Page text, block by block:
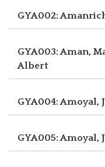
GYA002:
GYA003: Aman,
Albert
GYA004: Amoyal,
GYA005: Amoyal,